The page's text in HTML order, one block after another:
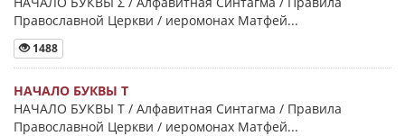
Православной Церкви / иеромонах Матфей...
1488
НАЧАЛО БУКВЫ Τ
НАЧАЛО БУКВЫ Τ / Алфавитная Синтагма / Правила
Православной Церкви / иеромонах Матфей...